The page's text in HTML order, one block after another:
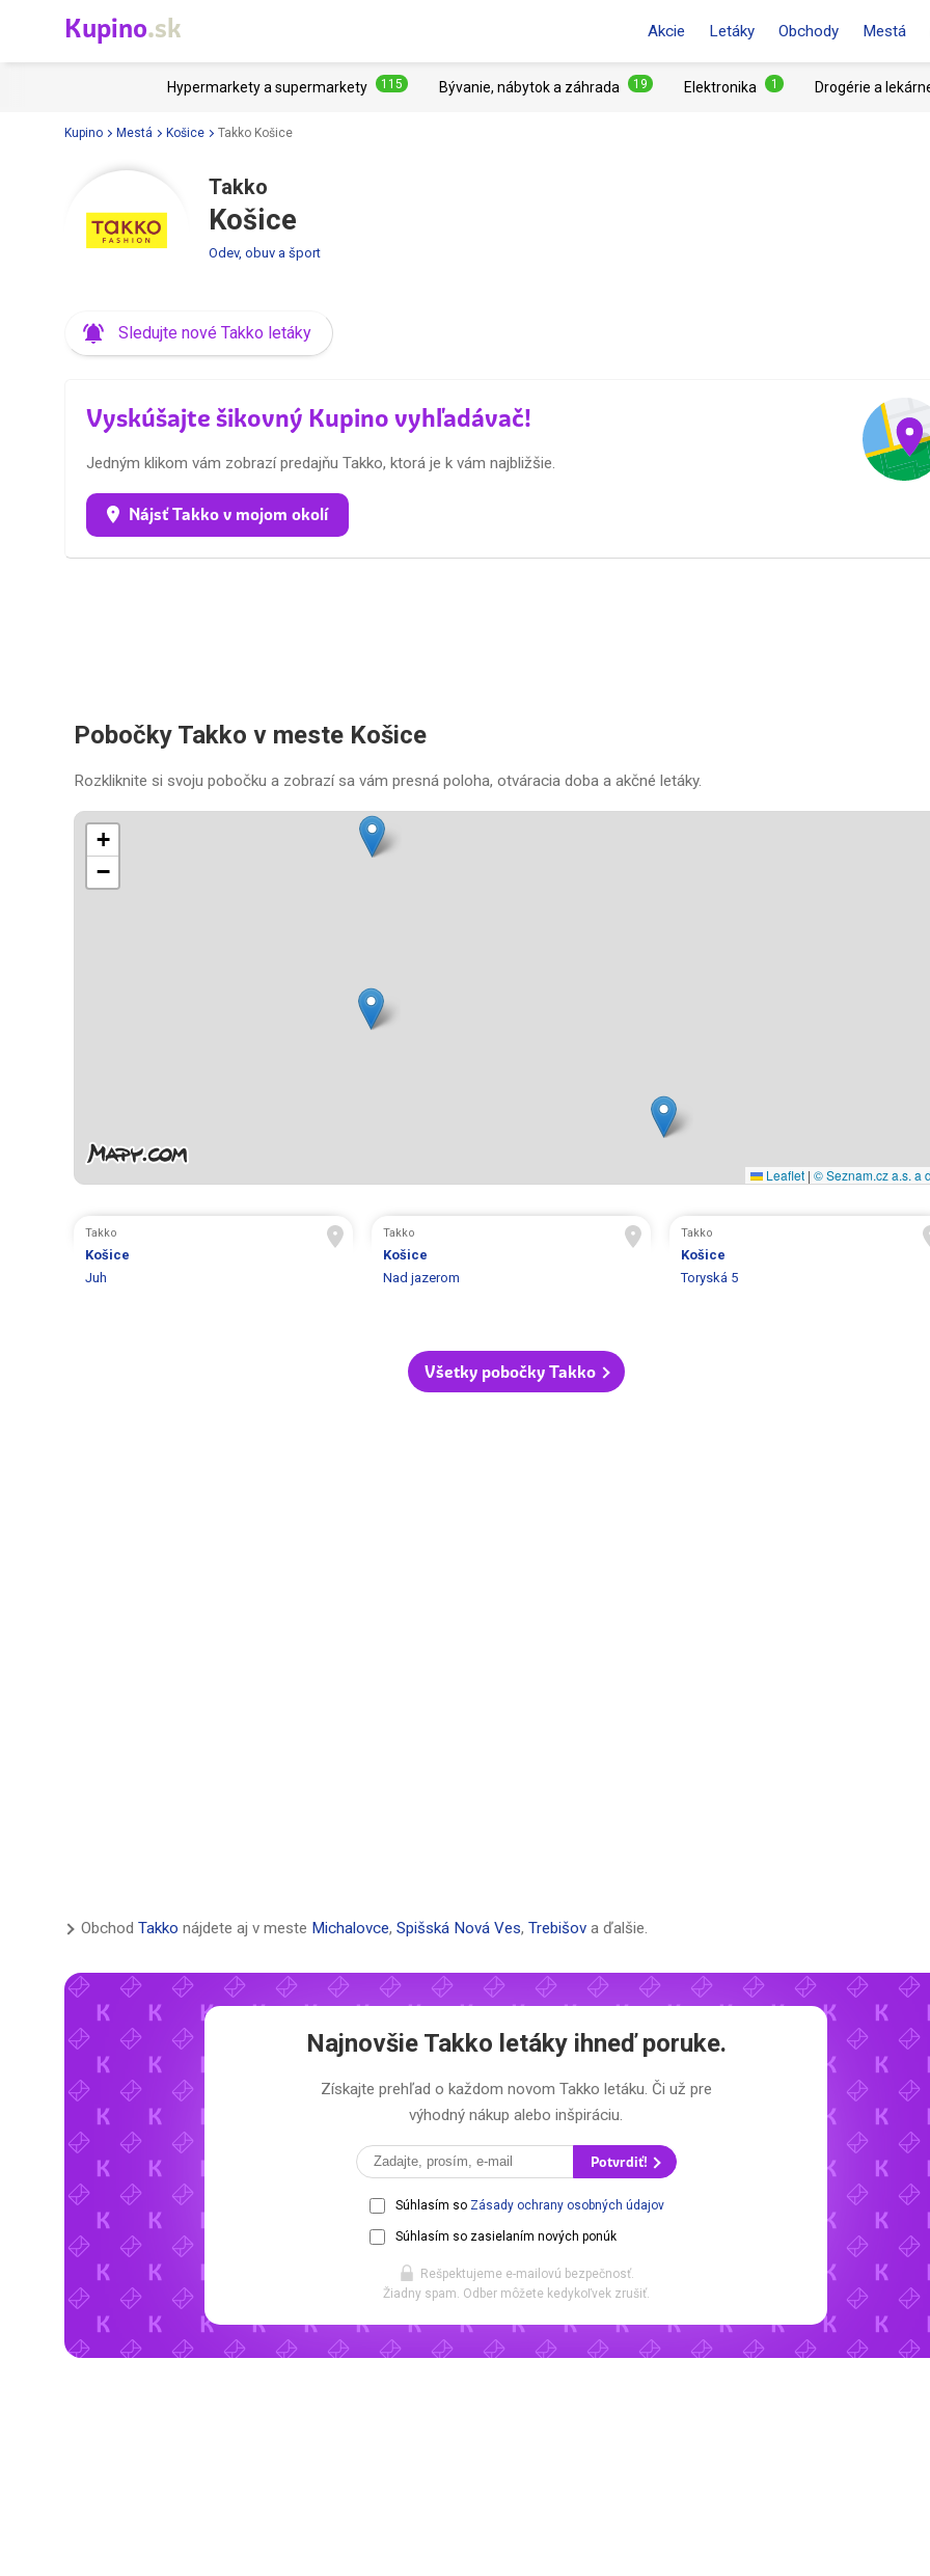
Kupino.sk Akcie Letáky Obchody Mestá
Hypermarkety a supermarkety 115 Bývanie, nábytok a záhrada 19 Elektronika 1 Drogérie a
Kupino Mestá Košice Takko Košice
Takko
Košice
Odev, obuv a šport
Sledujte nové Takko letáky
Vyskúšajte šikovný Kupino vyhľadávač!
Jedným klikom vám zobrazí predajňu Takko, ktorá je k vám najbližšie.
Nájsť Takko v mojom okolí
Pobočky Takko v meste Košice
Rozkliknite si svoju pobočku a zobrazí sa vám presná poloha, otváracia doba a akčné letáky.
+
−
Leaflet | © Seznam.cz a.s. a
Takko
Košice
Juh
Takko
Košice
Nad jazerom
Takko
Košice
Toryská 5
Všetky pobočky Takko
Obchod Takko nájdete aj v meste Michalovce, Spišská Nová Ves, Trebišov a ďalšie.
Najnovšie Takko letákyihneď poruke.
Získajte prehľad o každom novom Takko letáku. Či už pre
výhodný nákup alebo inšpiráciu.
Potvrdiť!
Súhlasím so Zásady ochrany osobných údajov
Súhlasím so zasielaním nových ponúk
Rešpektujeme e-mailovú bezpečnosť.
Žiadny spam. Odber môžete kedykoľvek zrušiť.